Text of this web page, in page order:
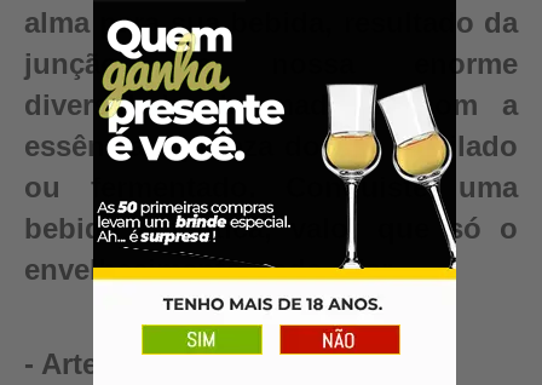
alma para sua bebida, resultado da
junção da nossa enorme
diversidade de madeiras com a
essência e pureza do seu destilado
ou fermentado. Conquiste uma
bebida autêntica, valor que só o
envelhecimento pode criar.
- Artesanal